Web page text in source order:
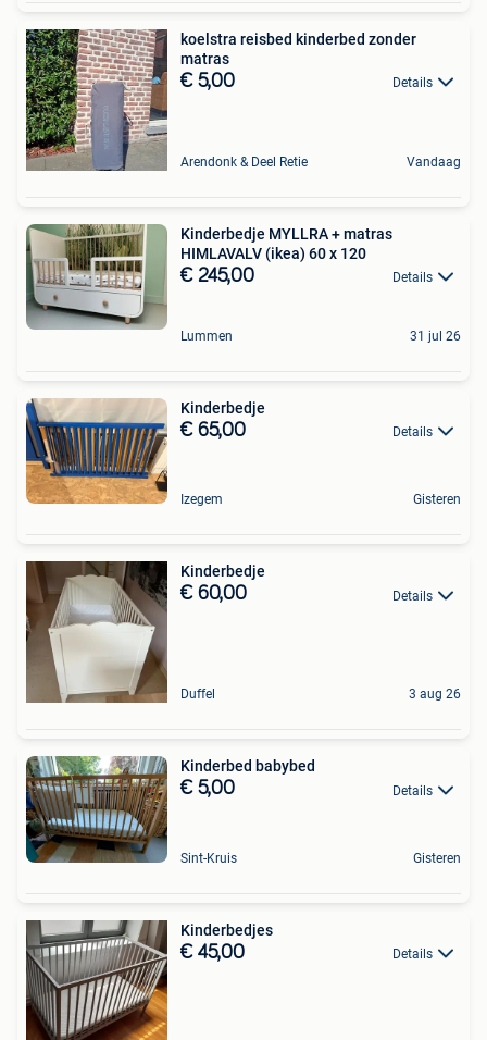
koelstra reisbed kinderbed zonder
matras
€ 5,00 Details
Arendonk & Deel Retie Vandaag
Kinderbedje MYLLRA + matras
HIMLAVALV (ikea) 60 x 120
€ 245,00 Details
Lummen 31 jul 26
Kinderbedje
€ 65,00 Details
Izegem Gisteren
Kinderbedje
€ 60,00 Details
Duffel 3 aug 26
Kinderbed babybed
€ 5,00 Details
Sint-Kruis Gisteren
Kinderbedjes
€ 45,00 Details